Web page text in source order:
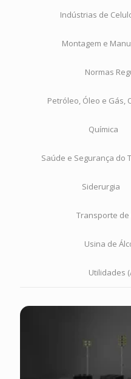
Indústrias de
Montagem e
Normas
Petróleo, Óleo e Gás,
Química
Saúde e Segurança do
Siderurgia
Transporte de
Usina de
Utilidades